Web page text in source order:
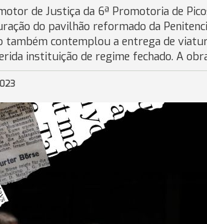
de Justiça da 6ª Promotoria de
do pavilhão reformado da
também contemplou a entrega de
instituição de regime fechado. A